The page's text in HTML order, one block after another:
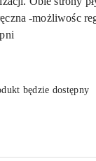
-możliwośc
będzie dostępny